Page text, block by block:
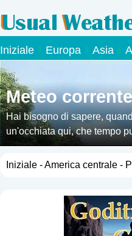
Iniziale Europa Asia
Meteo
Hai bisogno di sapere,
un'occhiata qui, che tempo
Iniziale-America centrale-